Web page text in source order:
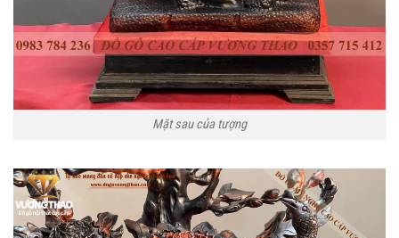
Mặt sau của tượng